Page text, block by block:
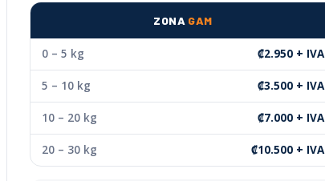
ZONA GAM
0 – 5 kg ₡2.950 + IVA
5 – 10 kg ₡3.500 + IVA
10 – 20 kg ₡7.000 + IVA
20 – 30 kg ₡10.500 + IVA